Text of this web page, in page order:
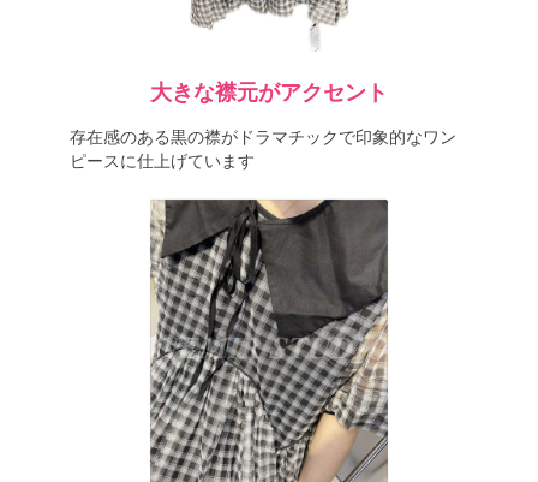
大きな襟元がアクセント
存在感のある黒の襟がドラマチックで印象的なワン
ピースに仕上げています